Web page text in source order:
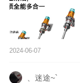
2024-06-07
、迷途~`